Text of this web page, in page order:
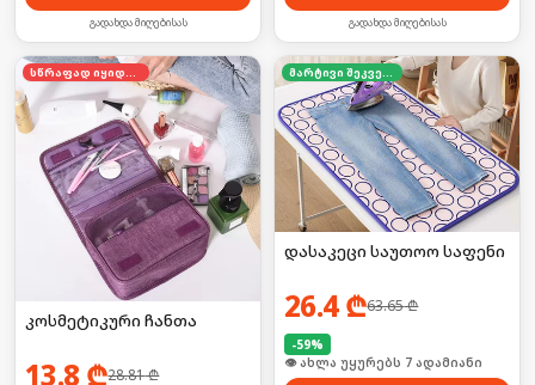
გადახდა მიღებისას გადახდა მიღებისას
სწრაფად იყიდება
კოსმეტიკური ჩანთა
13.8 ₾28.81₾
მარტივი შეკვეთა
დასაკეცი საუთოო საფენი
26.4₾63.65₾
-59%
🛒 ბოლო 24სთ-ში იყიდა 10-მა